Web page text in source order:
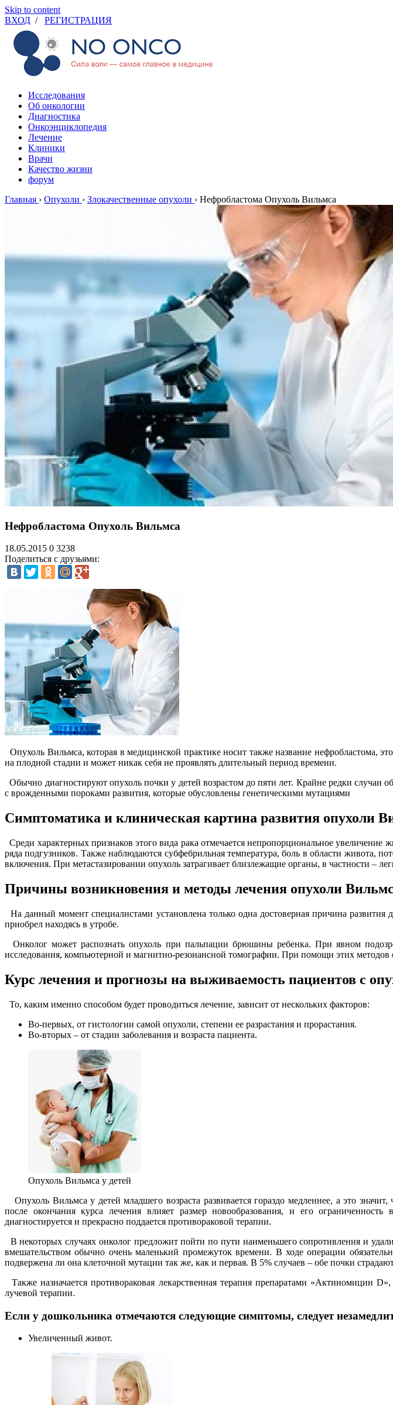
Skip to content
ВХОД / РЕГИСТРАЦИЯ
Исследования
Об онкологии
Диагностика
Онкоэнциклопедия
Лечение
Клиники
Врачи
Качество жизни
форум
Главная › Опухоли › Злокачественные опухоли › Нефробластома Опухоль Вильмса
Нефробластома Опухоль Вильмса
18.05.2015 0 3238
Поделиться с друзьями:
Опухоль Вильмса, которая в медицинской практике носит также название нефробластома,
на плодной стадии и может никак себя не проявлять длительный период времени.
Обычно диагностируют опухоль почки у детей возрастом до пяти лет. Крайне редки случаи
с врожденными пороками развития, которые обусловлены генетическими мутациями
Симптоматика и клиническая картина развития опухоли
Среди характерных признаков этого вида рака отмечается непропорциональное
ряда подгузников. Также наблюдаются субфебрильная температура, боль в области живота,
включения. При метастазировании опухоль затрагивает близлежащие органы, в частности –
Причины возникновения и методы лечения опухоли
На данный момент специалистами установлена только одна достоверная причина
приобрел находясь в утробе.
Онколог может распознать опухоль при пальпации брюшины ребенка. При явном
исследования, компьютерной и магнитно-резонансной томографии. При помощи этих методов
Курс лечения и прогнозы на выживаемость пациентов с
То, каким именно способом будет проводиться лечение, зависит от нескольких факторов:
Во-первых, от гистологии самой опухоли, степени ее разрастания и прорастания.
Во-вторых – от стадии заболевания и возраста пациента.
Опухоль Вильмса у детей
Опухоль Вильмса у детей младшего возраста развивается гораздо медленнее, а это
после окончания курса лечения влияет размер новообразования, и его
диагностируется и прекрасно поддается противораковой терапии.
В некоторых случаях онколог предложит пойти по пути наименьшего сопротивления и
вмешательством обычно очень маленький промежуток времени. В ходе операции
подвержена ли она клеточной мутации так же, как и первая. В 5% случаев – обе почки
Также назначается противораковая лекарственная терапия препаратами «Актиномицин
лучевой терапии.
Если у дошкольника отмечаются следующие симптомы, следует
Увеличенный живот.